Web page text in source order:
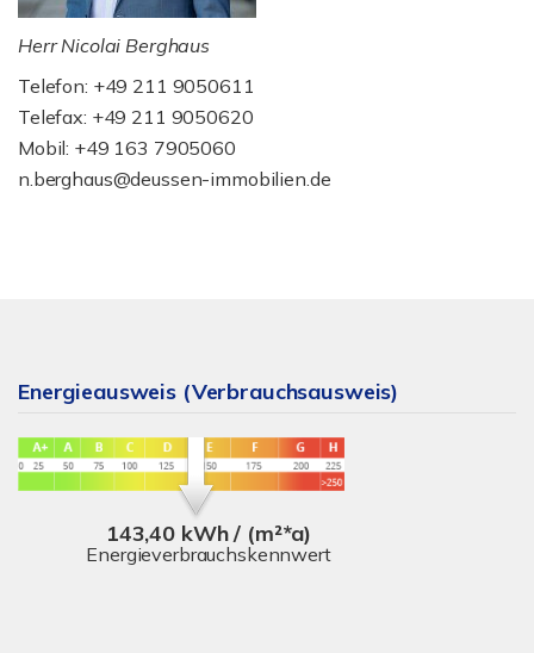
Herr Nicolai Berghaus
Telefon: +49 211 9050611
Telefax: +49 211 9050620
Mobil: +49 163 7905060
n.berghaus@deussen-immobilien.de
Energieausweis (Verbrauchsausweis)
143,40 kWh / (m²*a)
Energieverbrauchskennwert